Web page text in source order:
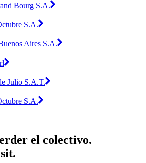
Bourg S.A.
S.A.
Aires S.A.
Julio S.A.T.
S.A.
el colectivo.